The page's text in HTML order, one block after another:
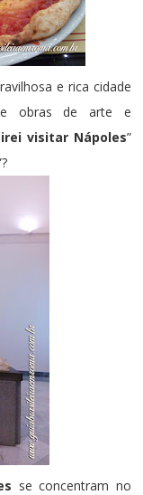
e rica cidade
obras de arte e
visitar Nápoles”
?
se concentram no